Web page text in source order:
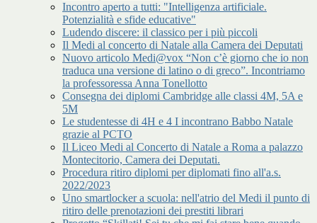
Incontro aperto a tutti: "Intelligenza artificiale.
Potenzialità e sfide educative"
Ludendo discere: il classico per i più piccoli
Il Medi al concerto di Natale alla Camera dei Deputati
Nuovo articolo Medi@vox “Non c’è giorno che io non
traduca una versione di latino o di greco”. Incontriamo
la professoressa Anna Tonellotto
Consegna dei diplomi Cambridge alle classi 4M, 5A e
5M
Le studentesse di 4H e 4 I incontrano Babbo Natale
grazie al PCTO
Il Liceo Medi al Concerto di Natale a Roma a palazzo
Montecitorio, Camera dei Deputati.
Procedura ritiro diplomi per diplomati fino all'a.s.
2022/2023
Uno smartlocker a scuola: nell'atrio del Medi il punto di
ritiro delle prenotazioni dei prestiti librari